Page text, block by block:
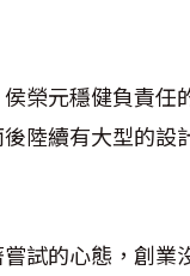
榮元穩健負責任
陸續有大型的設
試的心態，創業